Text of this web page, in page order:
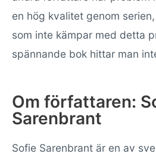
en hög kvalitet genom
som inte kämpar med detta
spännande bok hittar man
Om författaren:
Sarenbrant
Sofie Sarenbrant är en av